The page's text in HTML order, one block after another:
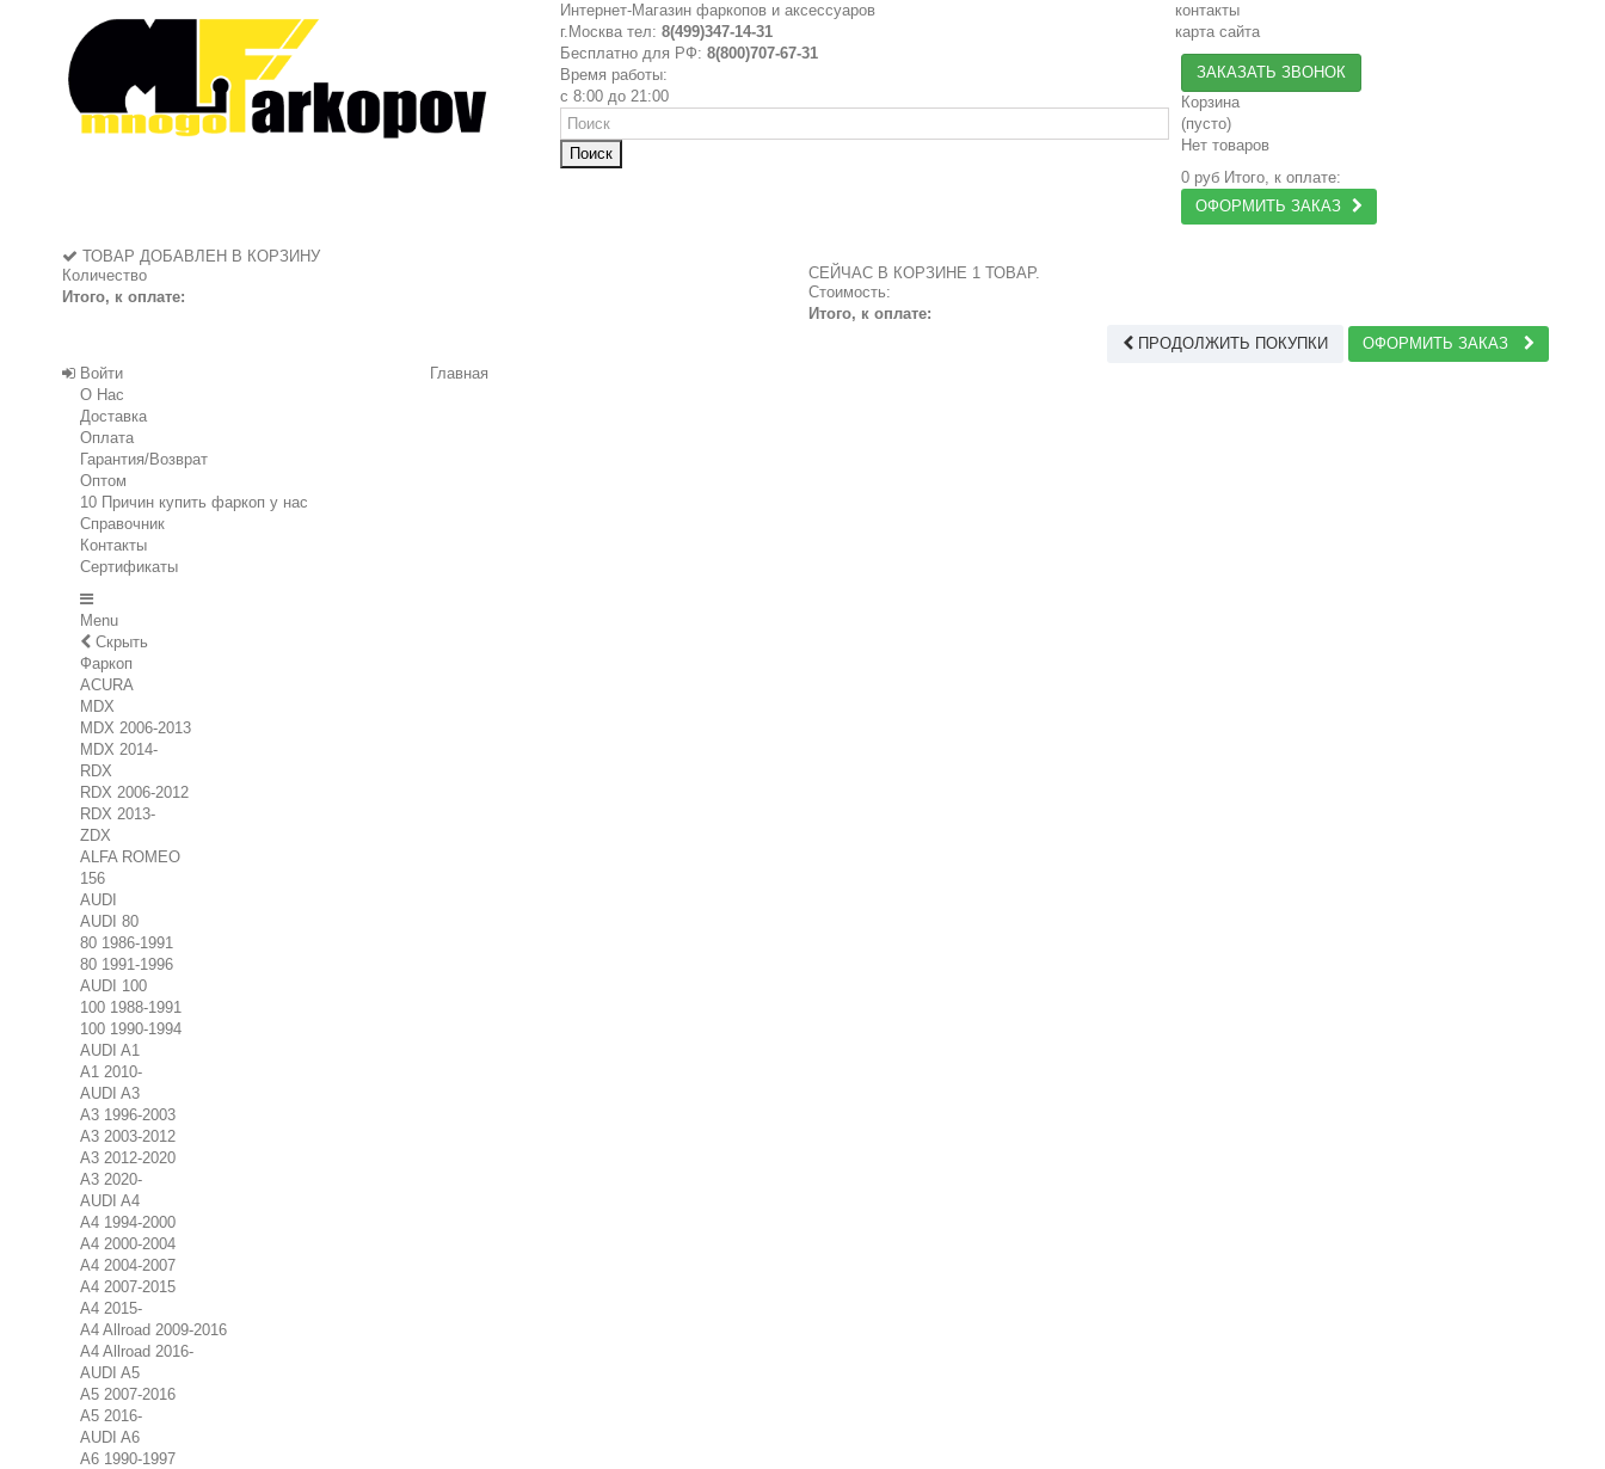
Интернет-Магазин фаркопов и аксессуаров
г.Москва тел: 8(499)347-14-31
Бесплатно для РФ: 8(800)707-67-31
Время работы:
с 8:00 до 21:00
Поиск
контакты
карта сайта
ЗАКАЗАТЬ ЗВОНОК
Корзина
(пусто)
Нет товаров
0 руб Итого, к оплате:
ОФОРМИТЬ ЗАКАЗ
ТОВАР ДОБАВЛЕН В КОРЗИНУ
Количество
Итого, к оплате:
СЕЙЧАС В КОРЗИНЕ 1 ТОВАР.
Стоимость:
Итого, к оплате:
ПРОДОЛЖИТЬ ПОКУПКИ
ОФОРМИТЬ ЗАКАЗ
Войти
Главная
О Нас
Доставка
Оплата
Гарантия/Возврат
Оптом
10 Причин купить фаркоп у нас
Справочник
Контакты
Сертификаты
Menu
Скрыть
Фаркоп
ACURA
MDX
MDX 2006-2013
MDX 2014-
RDX
RDX 2006-2012
RDX 2013-
ZDX
ALFA ROMEO
156
AUDI
AUDI 80
80 1986-1991
80 1991-1996
AUDI 100
100 1988-1991
100 1990-1994
AUDI A1
A1 2010-
AUDI A3
A3 1996-2003
A3 2003-2012
A3 2012-2020
A3 2020-
AUDI A4
A4 1994-2000
A4 2000-2004
A4 2004-2007
A4 2007-2015
A4 2015-
A4 Allroad 2009-2016
A4 Allroad 2016-
AUDI A5
A5 2007-2016
A5 2016-
AUDI A6
A6 1990-1997